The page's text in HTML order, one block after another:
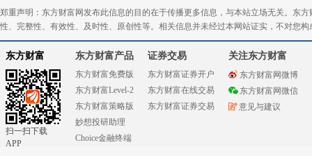
郑重声明：东方财富网发布此信息的目的在于传播更多信息，与本站立场无关。东
性、完整性、有效性、及时性、原创性等。相关信息并未经过本网站证实，不对您
东方财富
扫一扫下载
APP
东方财富产品
东方财富免费版
东方财富Level-2
东方财富策略版
妙想投研助理
Choice金融终端
证券交易
东方财富证券开户
东方财富在线交易
东方财富证券交易
关注东方财富
东方财富网微博
东方财富网微信
意见与建议